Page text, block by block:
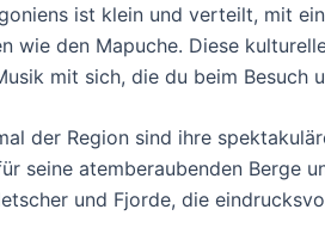
ist klein und verteilt, mit
wie den Mapuche. Diese
mit sich, die du beim Besuch
der Region sind ihre
seine atemberaubenden Berge
und Fjorde, die